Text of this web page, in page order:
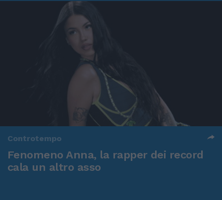
Controtempo
Fenomeno Anna, la rapper dei record
cala un altro asso